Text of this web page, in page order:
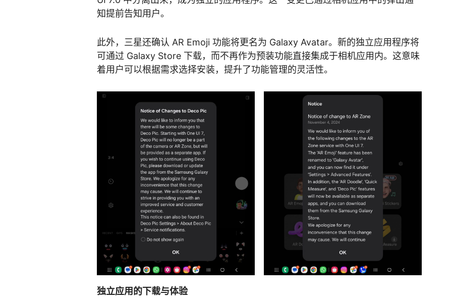
知提前告知用户。
此外，三星还确认 AR Emoji 功能将更名为 Galaxy Avatar。新的独立应用程序将
可通过 Galaxy Store 下载，而不再作为预装功能直接集成于相机应用内。这意味
着用户可以根据需求选择安装，提升了功能管理的灵活性。
独立应用的下载与体验